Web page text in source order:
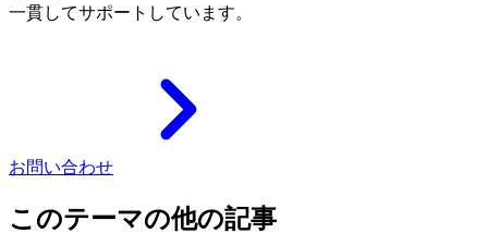
一貫してサポートしています。
お問い合わせ
このテーマの他の記事